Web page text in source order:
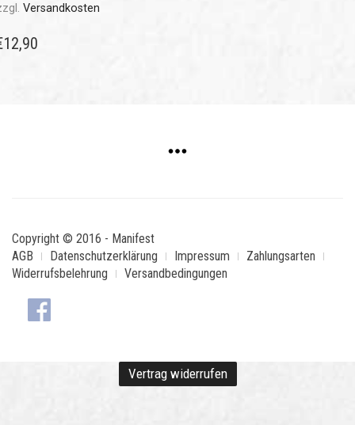
Versandkosten
12,90
Copyright © 2016 - Manifest
AGB
Datenschutzerklärung Impressum
Zahlungsarten
Widerrufsbelehrung
Versandbedingungen
Vertrag widerrufen